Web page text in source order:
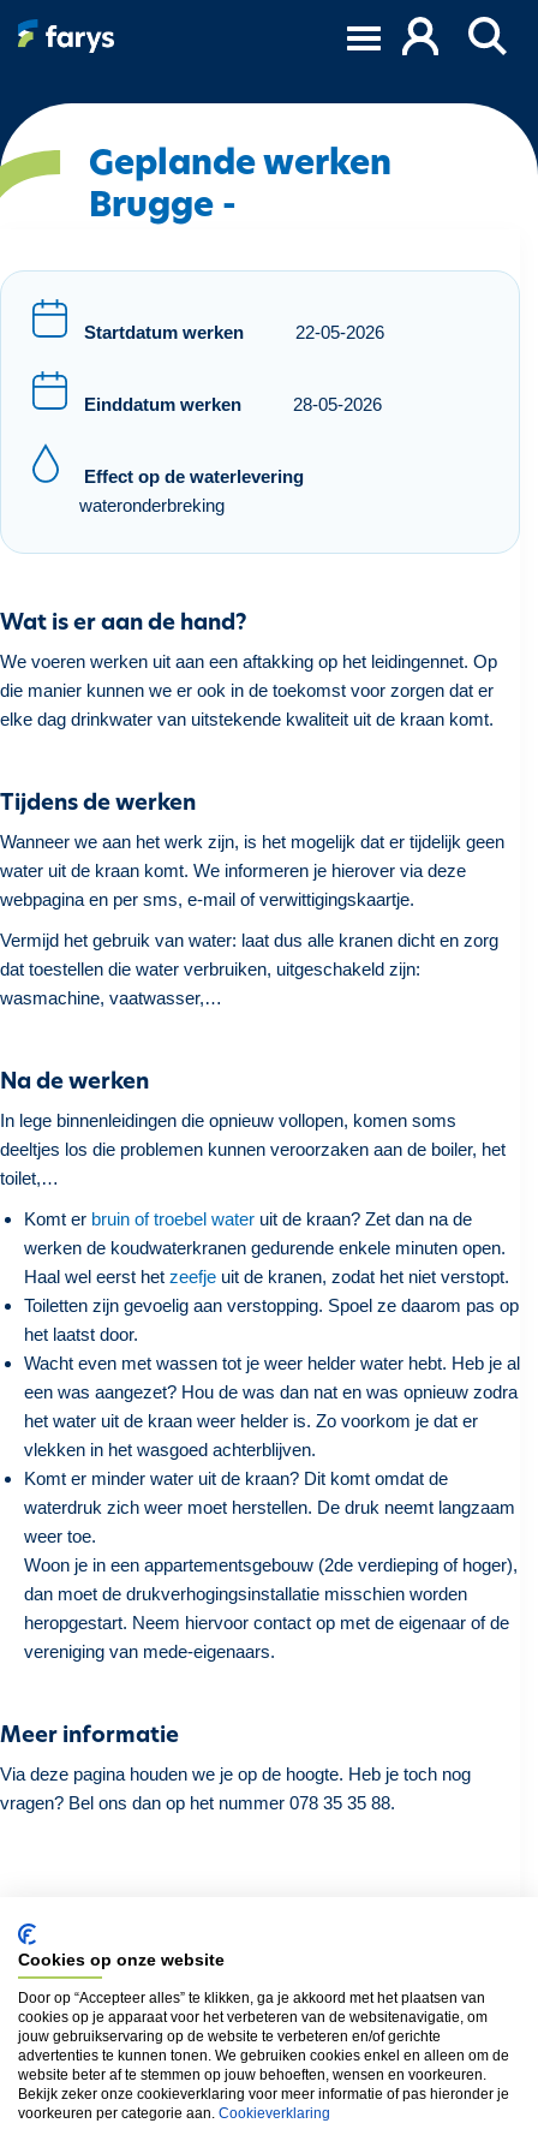
l
a
e
n
u
Geplande werken
Brugge -
Startdatum werken 22-05-2026
Einddatum werken 28-05-2026
Effect op de waterlevering
wateronderbreking
Wat is er aan de hand?
We voeren werken uit aan een aftakking op het leidingennet. Op
die manier kunnen we er ook in de toekomst voor zorgen dat er
elke dag drinkwater van uitstekende kwaliteit uit de kraan komt.
Tijdens de werken
Wanneer we aan het werk zijn, is het mogelijk dat er tijdelijk geen
water uit de kraan komt. We informeren je hierover via deze
webpagina en per sms, e-mail of verwittigingskaartje.
Vermijd het gebruik van water: laat dus alle kranen dicht en zorg
dat toestellen die water verbruiken, uitgeschakeld zijn:
wasmachine, vaatwasser,…
Na de werken
In lege binnenleidingen die opnieuw vollopen, komen soms
deeltjes los die problemen kunnen veroorzaken aan de boiler, het
toilet,…
Komt er bruin of troebel water uit de kraan? Zet dan na de
werken de koudwaterkranen gedurende enkele minuten open.
Haal wel eerst het zeefje uit de kranen, zodat het niet verstopt.
Toiletten zijn gevoelig aan verstopping. Spoel ze daarom pas op
het laatst door.
Wacht even met wassen tot je weer helder water hebt. Heb je al
een was aangezet? Hou de was dan nat en was opnieuw zodra
het water uit de kraan weer helder is. Zo voorkom je dat er
vlekken in het wasgoed achterblijven.
Komt er minder water uit de kraan? Dit komt omdat de
waterdruk zich weer moet herstellen. De druk neemt langzaam
weer toe.
Woon je in een appartementsgebouw (2de verdieping of hoger),
dan moet de drukverhogingsinstallatie misschien worden
heropgestart. Neem hiervoor contact op met de eigenaar of de
vereniging van mede-eigenaars.
Meer informatie
Via deze pagina houden we je op de hoogte. Heb je toch nog
vragen? Bel ons dan op het nummer 078 35 35 88.
Terug naar het overzicht
Locatie
Hemelbeekstraat (8000) van 2 tot 16
Warmoezeniersstraat (8000) van 2 tot 30
Cookies op onze website
Door op “Accepteer alles” te klikken, ga je akkoord met het plaatsen van
cookies op je apparaat voor het verbeteren van de websitenavigatie, om
jouw gebruikservaring op de website te verbeteren en/of gerichte
advertenties te kunnen tonen. We gebruiken cookies enkel en alleen om de
website beter af te stemmen op jouw behoeften, wensen en voorkeuren.
Bekijk zeker onze cookieverklaring voor meer informatie of pas hieronder je
voorkeuren per categorie aan. Cookieverklaring